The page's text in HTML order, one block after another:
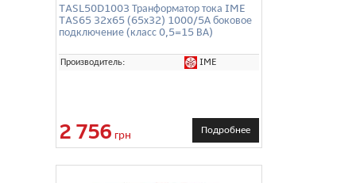
TASL50D1003 Транформатор тока IME
TAS65 32x65 (65х32) 1000/5А боковое
подключение (класс 0,5=15 ВА)
Производитель: IME
2 756 грн Подробнее